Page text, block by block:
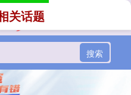
搜索
关话题